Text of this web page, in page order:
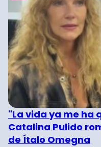
"La vida ya me ha
Catalina Pulido
de Ítalo Omegna